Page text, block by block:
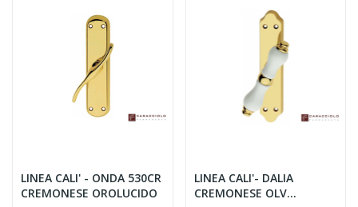
LINEA CALI' - ONDA 530CR
CREMONESE OROLUCIDO
LINEA CALI'- DALIA
CREMONESE OLV